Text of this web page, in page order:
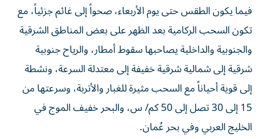
فيما يكون الطقس حتى يوم الأربعاء، صحواً إلى غائم جزئياً، مع
تكون السحب الركامية بعد الظهر على بعض المناطق الشرقية
والجنوبية والداخلية يصاحبها سقوط أمطار، والرياح جنوبية
شرقية إلى شمالية شرقية خفيفة إلى معتدلة السرعة، ونشطة
إلى قوية أحياناً مع السحب مثيرة للغبار والأتربة، وسرعتها من
15 إلى 30 تصل إلى 50 كم/ س، والبحر خفيف الموج في
الخليج العربي وفي بحر عُمان.